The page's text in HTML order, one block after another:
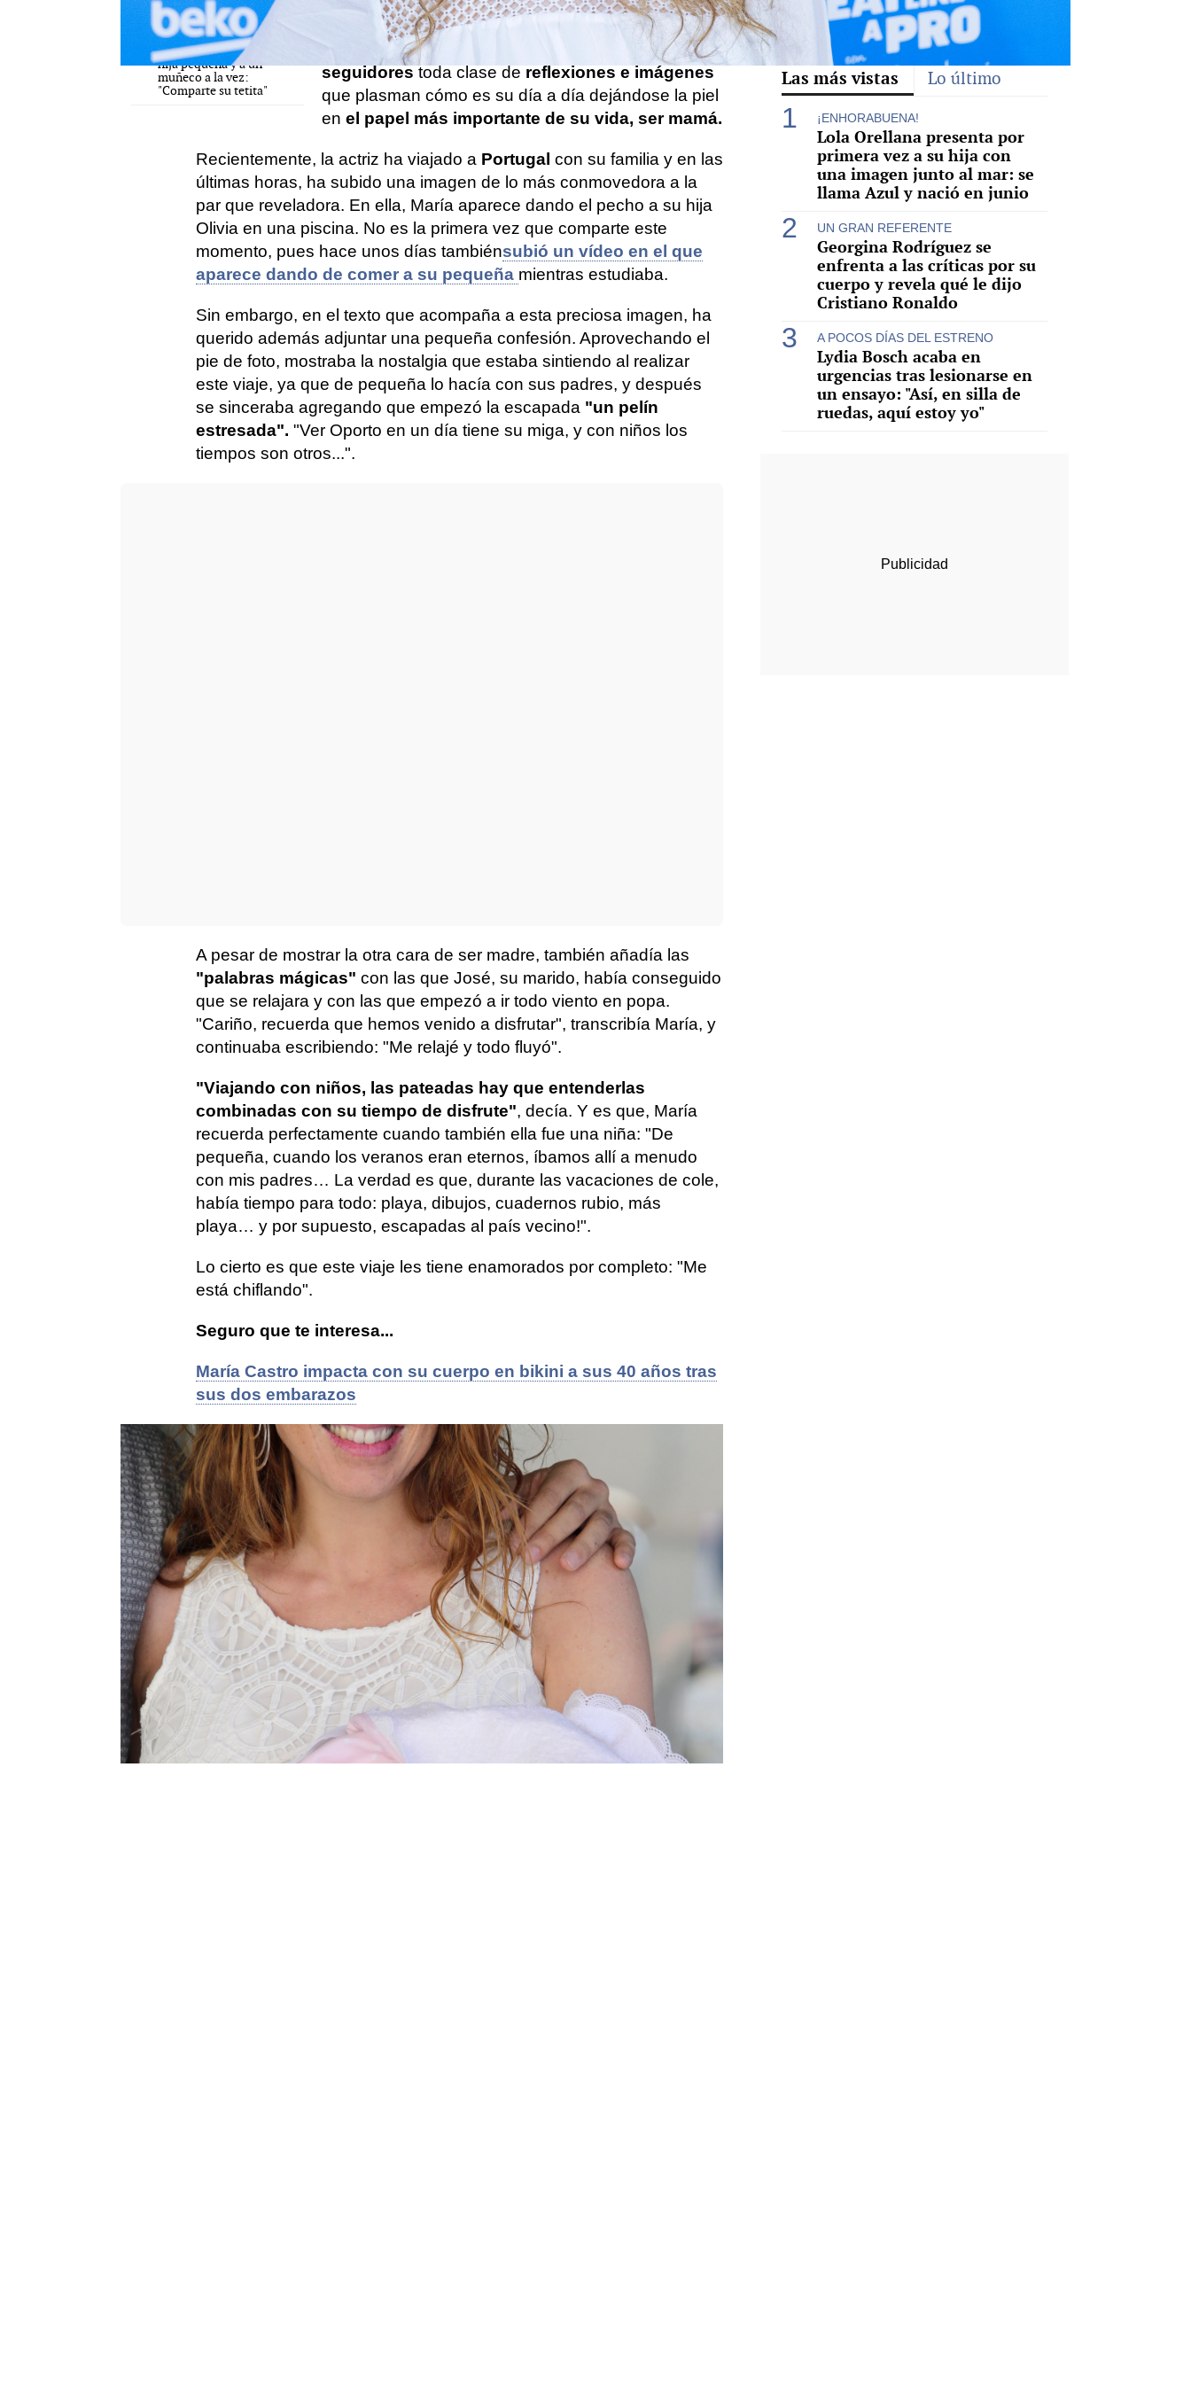
con hormiguitas"
La foto de María Castro
dándole el pecho a su
hija pequeña y a un
muñeco a la vez:
"Comparte su tetita"
dos también de lapequeña Olivia.
A través de sus
, comparte con sus
seguidores toda clase de reflexiones e imágenes
que plasman cómo es su día a día dejándose la piel
en el papel más importante de su vida, ser mamá.
Recientemente, la actriz ha viajado a Portugal con su familia y en las
últimas horas, ha subido una imagen de lo más conmovedora a la
par que reveladora. En ella, María aparece dando el pecho a su hija
Olivia en una piscina. No es la primera vez que comparte este
momento, pues hace unos días tambiénsubió un vídeo en el que
aparece dando de comer a su pequeña mientras estudiaba.
Sin embargo, en el texto que acompaña a esta preciosa imagen, ha
querido además adjuntar una pequeña confesión. Aprovechando el
pie de foto, mostraba la nostalgia que estaba sintiendo al realizar
este viaje, ya que de pequeña lo hacía con sus padres, y después
se sinceraba agregando que empezó la escapada "un pelín
estresada". "Ver Oporto en un día tiene su miga, y con niños los
tiempos son otros...".
A pesar de mostrar la otra cara de ser madre, también añadía las
"palabras mágicas" con las que José, su marido, había conseguido
que se relajara y con las que empezó a ir todo viento en popa.
"Cariño, recuerda que hemos venido a disfrutar", transcribía María, y
continuaba escribiendo: "Me relajé y todo fluyó".
"Viajando con niños, las pateadas hay que entenderlas
combinadas con su tiempo de disfrute", decía. Y es que, María
recuerda perfectamente cuando también ella fue una niña: "De
pequeña, cuando los veranos eran eternos, íbamos allí a menudo
con mis padres… La verdad es que, durante las vacaciones de cole,
había tiempo para todo: playa, dibujos, cuadernos rubio, más
playa… y por supuesto, escapadas al país vecino!".
Lo cierto es que este viaje les tiene enamorados por completo: "Me
está chiflando".
Seguro que te interesa...
María Castro impacta con su cuerpo en bikini a sus 40 años tras
sus dos embarazos
hijos de famosos lactancia María Castro
Las más vistas Lo último
¡ENHORABUENA!
Lola Orellana presenta por
primera vez a su hija con
una imagen junto al mar: se
llama Azul y nació en junio
UN GRAN REFERENTE
Georgina Rodríguez se
enfrenta a las críticas por su
cuerpo y revela qué le dijo
Cristiano Ronaldo
A POCOS DÍAS DEL ESTRENO
Lydia Bosch acaba en
urgencias tras lesionarse en
un ensayo: "Así, en silla de
ruedas, aquí estoy yo"